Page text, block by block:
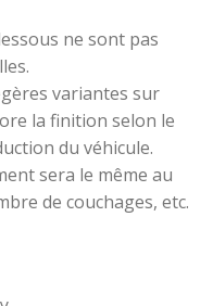
ne sont pas
variantes sur
la finition selon le
du véhicule.
sera le même au
de couchages, etc.